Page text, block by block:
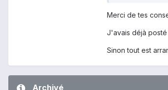
Merci de tes
J'avais déjà
Sinon tout est
Archivé